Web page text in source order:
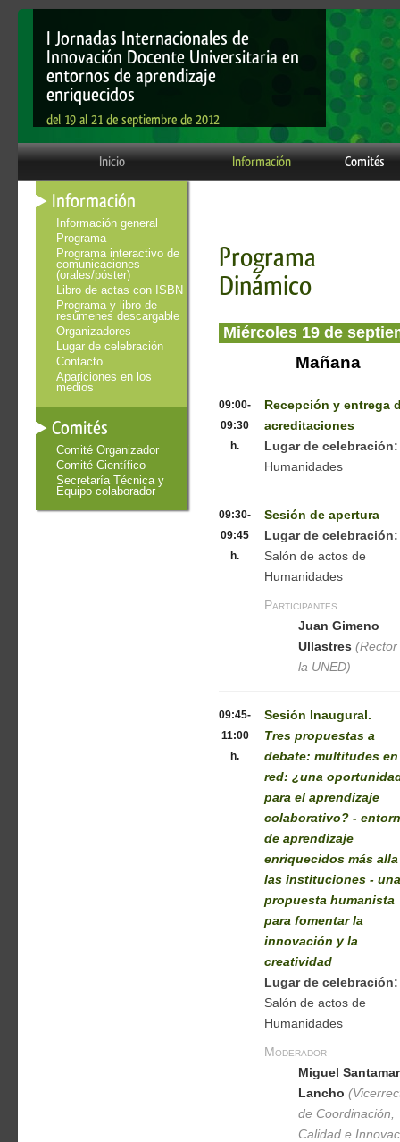
I Jornadas Internacionales de
Innovación Docente Universitaria en
entornos de aprendizaje
enriquecidos
del 19 al 21 de septiembre de 2012
Inicio Información Comités
Información
Información general
Programa
Programa interactivo de
comunicaciones
(orales/póster)
Libro de actas con ISBN
Programa y libro de
resúmenes descargable
Organizadores
Lugar de celebración
Contacto
Apariciones en los
medios
Comités
Comité Organizador
Comité Científico
Secretaría Técnica y
Equipo colaborador
Programa
Dinámico
Miércoles 19 de
Mañana
09:00-
09:30
h.
Recepción y entrega
acreditaciones
Lugar de
Humanidades
09:30-
09:45
h.
Sesión de apertura
Lugar de celebración:
Salón de actos de
Humanidades
Participantes
Juan Gimeno
Ullastres (Rector
la UNED)
09:45-
11:00
h.
Sesión Inaugural.
Tres propuestas a
debate: multitudes en
red: ¿una
para el aprendizaje
colaborativo? -
de aprendizaje
enriquecidos más
las instituciones - una
propuesta humanista
para fomentar la
innovación y la
creatividad
Lugar de celebración:
Salón de actos de
Humanidades
Moderador
Miguel
Lancho
de Coordinación,
Calidad e